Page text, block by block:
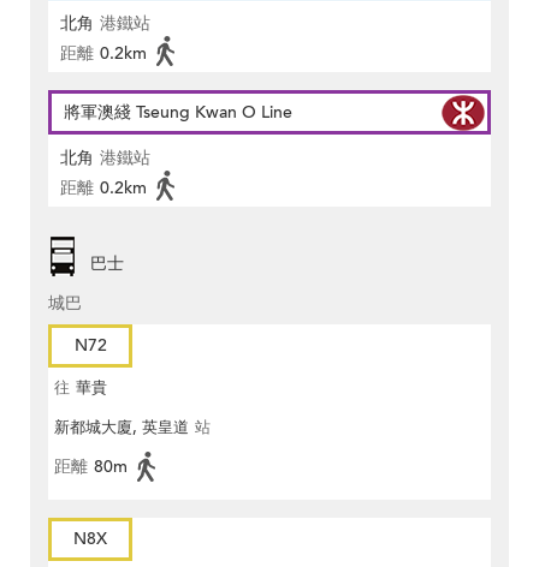
北角 港鐵站
距離 0.2km
將軍澳綫 Tseung Kwan O Line
北角 港鐵站
距離 0.2km
巴士
城巴
N72
往 華貴
新都城大廈, 英皇道 站
距離 80m
N8X